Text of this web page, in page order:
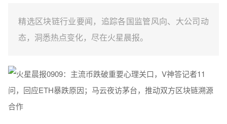
精选区块链行业要闻，追踪各国监管风向、大公司动
态，洞悉热点变化，尽在火星晨报。